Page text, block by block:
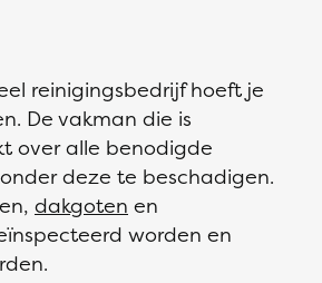
reinigingsbedrijf hoeft je
De vakman die is
over alle benodigde
deze te beschadigen.
dakgoten en
worden en